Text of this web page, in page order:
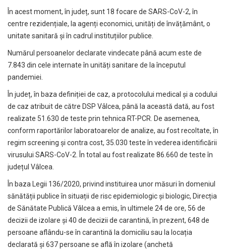
În acest moment, în județ, sunt 18 focare de SARS-CoV-2, în
centre rezidențiale, la agenți economici, unități de învățământ, o
unitate sanitară și în cadrul instituțiilor publice.
Numărul persoanelor declarate vindecate până acum este de
7.843 din cele internate în unități sanitare de la începutul
pandemiei.
În județ, în baza definiției de caz, a protocolului medical și a codului
de caz atribuit de către DSP Vâlcea, până la această dată, au fost
realizate 51.630 de teste prin tehnica RT-PCR. De asemenea,
conform raportărilor laboratoarelor de analize, au fost recoltate, în
regim screening și contra cost, 35.030 teste în vederea identificării
virusului SARS-CoV-2. În total au fost realizate 86.660 de teste în
județul Vâlcea.
În baza Legii 136/2020, privind instituirea unor măsuri în domeniul
sănătății publice în situații de risc epidemiologic și biologic, Direcția
de Sănătate Publică Vâlcea a emis, în ultimele 24 de ore, 56 de
decizii de izolare și 40 de decizii de carantină, în prezent, 648 de
persoane aflându-se în carantină la domiciliu sau la locația
declarată și 637 persoane se află în izolare (anchetă